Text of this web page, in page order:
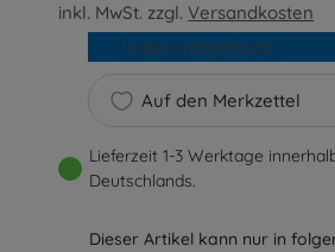
inkl. MwSt. zzgl.Versandkosten
Auf den Merkzettel
In den Warenkorb
Lieferzeit 1-3 Werktage
Deutschlands.
Dieser Artikel kann nur in